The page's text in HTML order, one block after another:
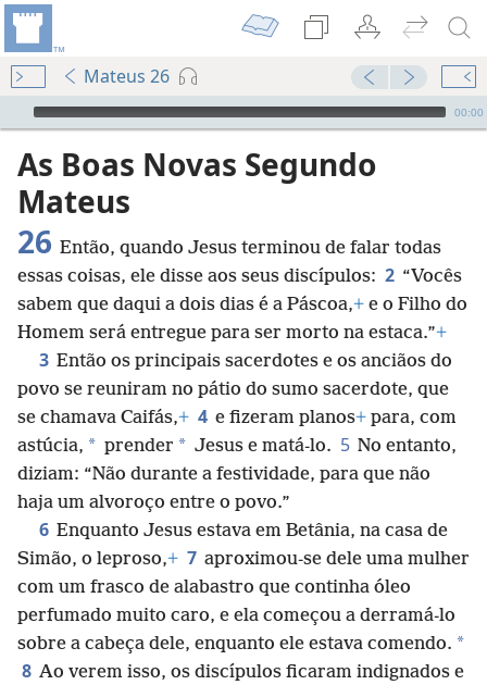
Mateus 26
Audio Player
00:00
As Boas Novas Segundo
Mateus
26 Então, quando Jesus terminou de falar todas
essas coisas, ele disse aos seus discípulos: 2 “Vocês
sabem que daqui a dois dias é a Páscoa,+ e o Filho do
Homem será entregue para ser morto na estaca.”+
3 Então os principais sacerdotes e os anciãos do
povo se reuniram no pátio do sumo sacerdote, que
se chamava Caifás,+ 4 e fizeram planos+ para, com
astúcia, * prender * Jesus e matá-lo. 5 No entanto,
diziam: “Não durante a festividade, para que não
haja um alvoroço entre o povo.”
6 Enquanto Jesus estava em Betânia, na casa de
Simão, o leproso,+ 7 aproximou-se dele uma mulher
com um frasco de alabastro que continha óleo
perfumado muito caro, e ela começou a derramá-lo
sobre a cabeça dele, enquanto ele estava comendo. *
8 Ao verem isso, os discípulos ficaram indignados e